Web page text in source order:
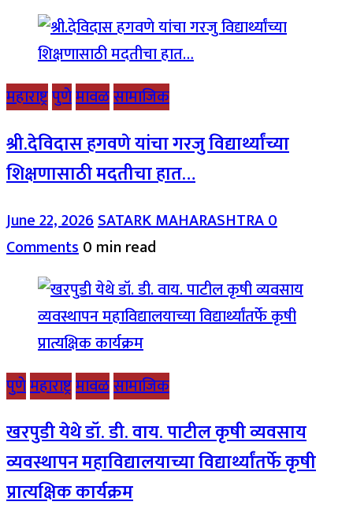
महाराष्ट्रपुणेमावळसामाजिक
श्री.देविदास हगवणे यांचा गरजु विद्यार्थ्यांच्या
शिक्षणासाठी मदतीचा हात…
June 22, 2026SATARK MAHARASHTRA0
Comments0 min read
पुणेमहाराष्ट्रमावळसामाजिक
खरपुडी येथे डॉ. डी. वाय. पाटील कृषी व्यवसाय
व्यवस्थापन महाविद्यालयाच्या विद्यार्थ्यांतर्फे कृषी
प्रात्यक्षिक कार्यक्रम